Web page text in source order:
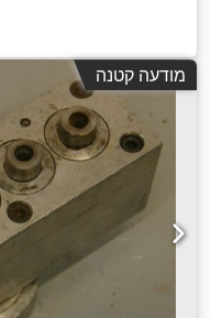
מודעה קטנה